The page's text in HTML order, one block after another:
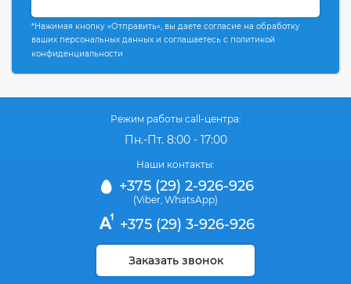
*Нажимая кнопку «Отправить», вы даете согласие на обработку
ваших персональных данных и соглашаетесь с политикой
конфиденциальности
Режим работы call-центра:
Пн.-Пт. 8:00 - 17:00
Наши контакты:
+375 (29) 2-926-926
(Viber WhatsApp)
+375 (29) 3-926-926
Заказать звонок